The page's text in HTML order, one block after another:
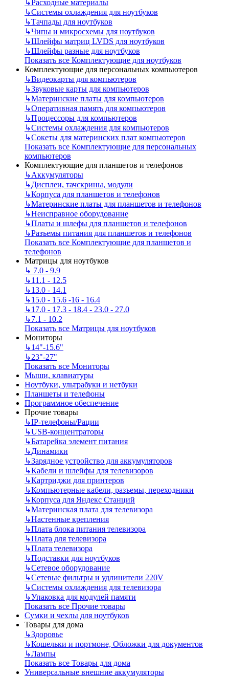
↳ Расходные материалы
↳Системы охлаждения для ноутбуков
↳Тачпады для ноутбуков
↳Чипы и микросхемы для ноутбуков
↳Шлейфы матриц LVDS для ноутбуков
↳Шлейфы разные для ноутбуков
Показать все Комплектующие для ноутбуков
Комплектующие для персональных компьютеров
↳Видеокарты для компьютеров
↳Звуковые карты для компьютеров
↳Материнские платы для компьютеров
↳Оперативная память для компьютеров
↳Процессоры для компьютеров
↳Системы охлаждения для компьютеров
↳Сокеты для материнских плат компьютеров
Показать все Комплектующие для персональных
компьютеров
Комплектующие для планшетов и телефонов
↳Аккумуляторы
↳Дисплеи, тачскрины, модули
↳Корпуса для планшетов и телефонов
↳Материнские платы для планшетов и телефонов
↳Неисправное оборудование
↳Платы и шлефы для планшетов и телефонов
↳Разъемы питания для планшетов и телефонов
Показать все Комплектующие для планшетов и
телефонов
Матрицы для ноутбуков
↳ 7.0 - 9.9
↳11.1 - 12.5
↳13.0 - 14.1
↳15.0 - 15.6 -16 - 16.4
↳17.0 - 17.3 - 18.4 - 23.0 - 27.0
↳7.1 - 10.2
Показать все Матрицы для ноутбуков
Мониторы
↳14"-15.6"
↳23"-27"
Показать все Мониторы
Мыши, клавиатуры
Ноутбуки, ультрабуки и нетбуки
Планшеты и телефоны
Программное обеспечение
Прочие товары
↳IP‑телефоны/Рации
↳USB-концентраторы
↳Батарейка элемент питания
↳Динамики
↳Зарядное устройство для аккумуляторов
↳Кабели и шлейфы для телевизоров
↳Картриджи для принтеров
↳Компьютерные кабели, разъемы, переходники
↳Корпуса для Яндекс Станций
↳Материнская плата для телевизора
↳Настенные крепления
↳Плата блока питания телевизора
↳Плата для телевизора
↳Плата телевизора
↳Подставки для ноутбуков
↳Сетевое оборудование
↳Сетевые фильтры и удлинители 220V
↳Системы охлаждения для телевизора
↳Упаковка для модулей памяти
Показать все Прочие товары
Сумки и чехлы для ноутбуков
Товары для дома
↳Здоровье
↳Кошельки и портмоне, Обложки для документов
↳Лампы
Показать все Товары для дома
Универсальные внешние аккумуляторы